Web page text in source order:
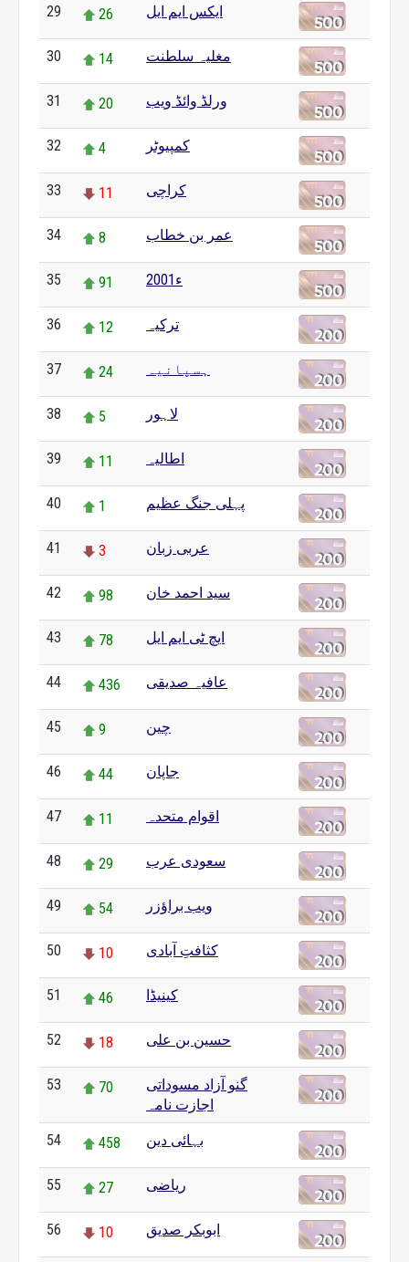
29 26 ایکس ایم ایل
30 14 مغلیہ سلطنت
31 20 ورلڈ وائڈ ویب
32 4 کمپیوٹر
33 11 کراچی
34 8 عمر بن خطاب
35 91 2001ء
36 12 ترکیہ
37 24 ہسپانیہ
38 5 لاہور
39 11 اطالیہ
40 1 پہلی جنگ عظیم
41 3 عربی زبان
42 98 سید احمد خان
43 78 ایچ ٹی ایم ایل
44 436 عافیہ صدیقی
45 9 چین
46 44 جاپان
47 11 اقوام متحدہ
48 29 سعودی عرب
49 54 ویب براؤزر
50 10 کثافتِ آبادی
51 46 کینیڈا
52 18 حسین بن علی
53 70
گنو آزاد مسوداتی
اجازت نامہ
54 458 بہائی دین
55 27 ریاضی
56 10 ابوبکر صدیق